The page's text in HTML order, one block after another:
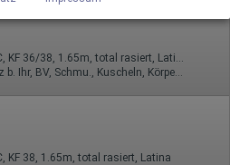
analytics/devguides/collectio
_cookie_usage
die Benutzung unserer
Browser übermittelte IP-Adresse
21 Jahre, 95C, KF 36/38, 1.65m, total rasiert, Latina
KF 38, 1.65m, total rasiert, Latina